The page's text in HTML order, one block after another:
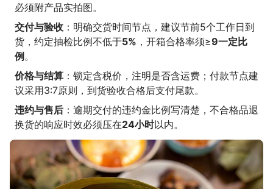
必须附产品实拍图。
交付与验收 ：明确交货时间节点，建议节前5个工作日到
货，约定抽检比例不低于5% ，开箱合格率须≥9一定比
例 。
价格与结算 ：锁定含税价，注明是否含运费；付款节点建
议采用3:7原则，到货验收合格后支付尾款。
违约与售后 ：逾期交付的违约金比例写清楚，不合格品退
换货的响应时效必须压在24小时以内。